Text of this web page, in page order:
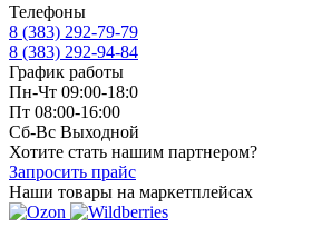
Телефоны
8 (383) 292-79-79
8 (383) 292-94-84
График работы
Пн-Чт 09:00-18:0
Пт 08:00-16:00
Сб-Вс Выходной
Хотите стать нашим партнером?
Запросить прайс
Наши товары на маркетплейсах